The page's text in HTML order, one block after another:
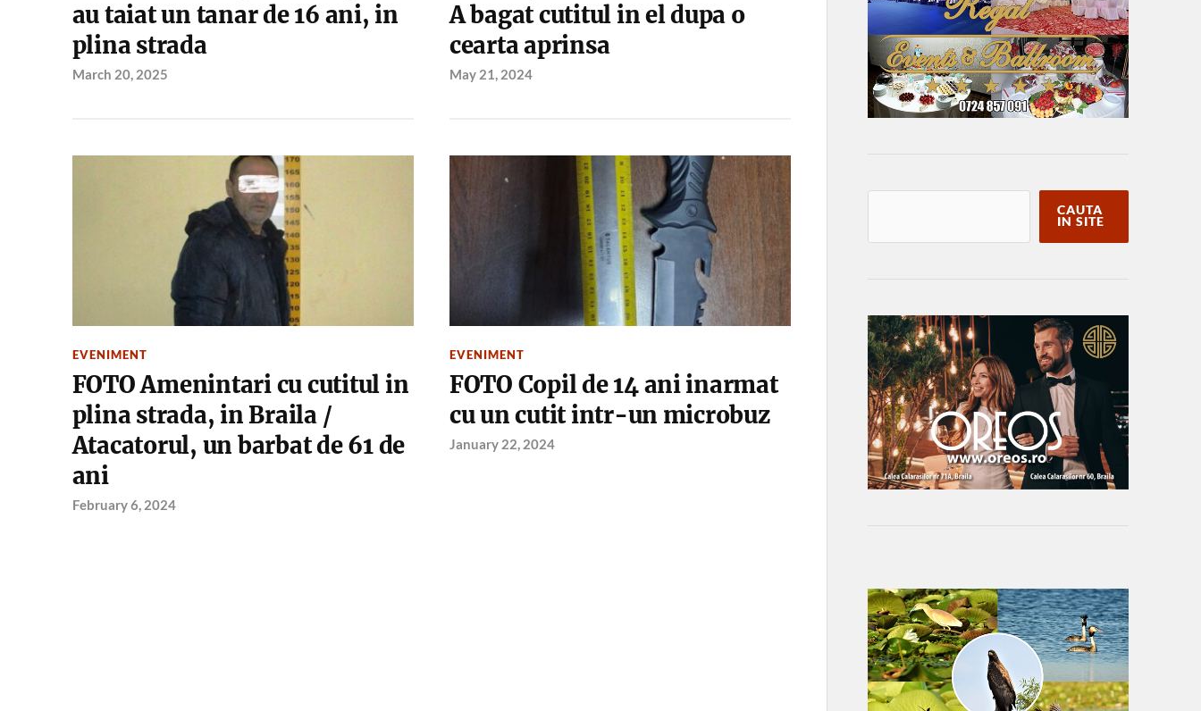
au taiat un tanar de 16 ani, in
plina strada
March 20, 2025
A bagat cutitul in el dupa o
cearta aprinsa
May 21, 2024
EVENIMENT
FOTO Amenintari cu cutitul in
plina strada, in Braila /
Atacatorul, un barbat de 61 de
ani
February 6, 2024
EVENIMENT
FOTO Copil de 14 ani inarmat
cu un cutit intr-un microbuz
January 22, 2024
CAUTA
IN SITE